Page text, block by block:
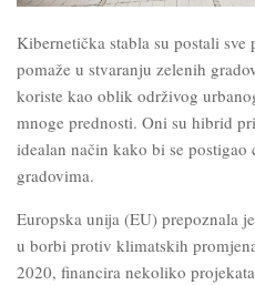
Kibernetička stabla su postali
pomaže u stvaranju zelenih
koriste kao oblik održivog
mnoge prednosti. Oni su hibrid
idealan način kako bi se
gradovima.
Europska unija (EU) prepoznala
u borbi protiv klimatskih
2020, financira nekoliko